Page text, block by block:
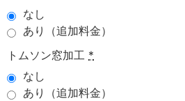
なし
あり（追加料金）
トムソン窓加工 *
なし
あり（追加料金）